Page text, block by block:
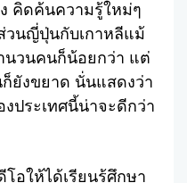
คิดค้นความรู้ใหม่ๆ
วนญี่ปุ่นกับเกาหลีแม้
นวนคนก็น้อยกว่า แต่
ยังขยาด นั่นแสดงว่า
ประเทศนี้น่าจะดีกว่า
อให้ได้เรียนรู้ศึกษา